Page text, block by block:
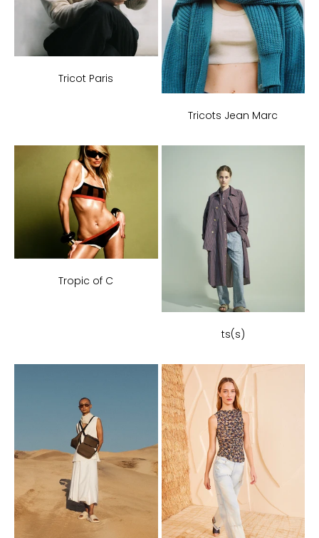
Tricot Paris
Tricots Jean Marc
Tropic of C
ts(s)